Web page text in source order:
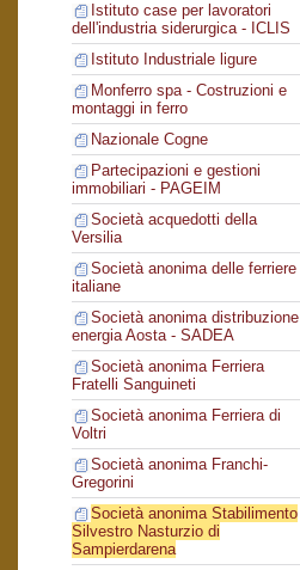
Istituto case per lavoratori
dell'industria siderurgica - ICLIS
Istituto Industriale ligure
Monferro spa - Costruzioni e
montaggi in ferro
Nazionale Cogne
Partecipazioni e gestioni
immobiliari - PAGEIM
Società acquedotti della
Versilia
Società anonima delle ferriere
italiane
Società anonima distribuzione
energia Aosta - SADEA
Società anonima Ferriera
Fratelli Sanguineti
Società anonima Ferriera di
Voltri
Società anonima Franchi-
Gregorini
Società anonima Stabilimento
Silvestro Nasturzio di
Sampierdarena